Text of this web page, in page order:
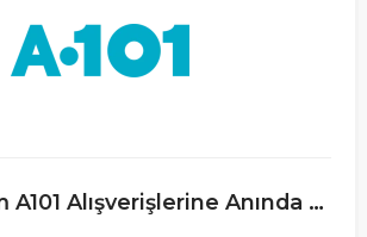
Hadi ile Tüm A101 Alışverişlerine Anında %3 Nakit İade